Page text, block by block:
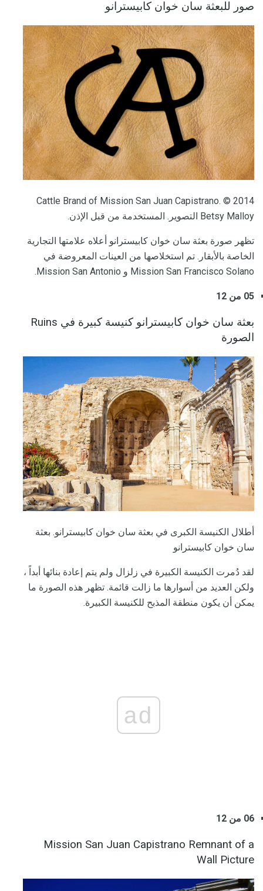
صور للبعثة سان خوان كابيسترانو
Cattle Brand of Mission San Juan Capistrano. © 2014
Betsy Malloy التصوير. المستخدمة من قبل الإذن.
تظهر صورة بعثة سان خوان كابيسترانو أعلاه علامتها التجارية
الخاصة بالأبقار. تم استخلاصها من العينات المعروضة في
Mission San Francisco Solano و Mission San Antonio.
05 من 12
بعثة سان خوان كابيسترانو كنيسة كبيرة في Ruins
الصورة
أطلال الكنيسة الكبرى في بعثة سان خوان كابيسترانو. بعثة
سان خوان كابيسترانو
لقد دُمرت الكنيسة الكبيرة في زلزال ولم يتم إعادة بنائها أبداً ،
ولكن العديد من أسوارها ما زالت قائمة. تظهر هذه الصورة ما
يمكن أن يكون منطقة المذبح للكنيسة الكبيرة.
ad
06 من 12
Mission San Juan Capistrano Remnant of a
Wall Picture